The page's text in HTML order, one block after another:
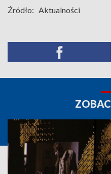
Źródło: Aktualności